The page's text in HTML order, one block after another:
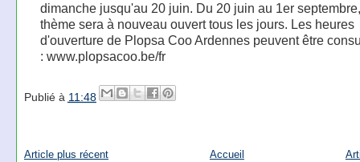
dimanche jusqu'au 20 juin. Du 20 juin au 1er
thème sera à nouveau ouvert tous les jours. Les heures
d'ouverture de Plopsa Coo Ardennes peuvent être
: www.plopsacoo.be/fr
Publié à 11:48
Article plus récent Accueil